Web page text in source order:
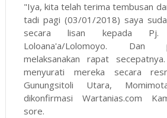
"Iya, kita telah terima tembusan
tadi pagi (03/01/2018) saya
secara lisan kepada Pj.
Loloana'a/Lolomoyo. Dan
melaksanakan rapat
menyurati mereka secara
Gunungsitoli Utara,
dikonfirmasi Wartanias.com
sore.